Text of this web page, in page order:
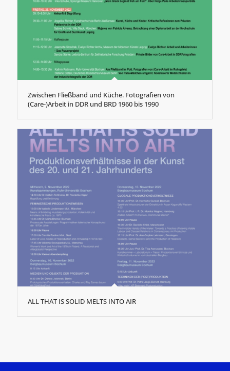
Zwischen Fließband und Küche. Fotografien von
(Care-)Arbeit in DDR und BRD 1960 bis 1990
ALL THAT IS SOLID MELTS INTO AIR